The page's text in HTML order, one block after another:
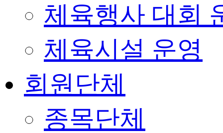
체육행사 대회
체육시설 운영
회원단체
종목단체